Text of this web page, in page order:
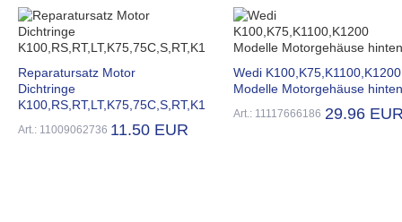
Reparatursatz Motor
Dichtringe
K100,RS,RT,LT,K75,75C,S,RT,K1
Art.: 11009062736 11.50 EUR
Wedi K100,K75,K1100,K1200
Modelle Motorgehäuse hinten
Art.: 11117666186 29.96